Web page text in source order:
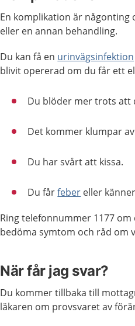
En komplikation är
eller en annan behandling.
Du kan få en urinvägsinfektion
blivit opererad om du får ett
Du blöder mer trots att
Det kommer klumpar
Du har svårt att kissa.
Du fårfeber eller
Ring telefonnummer 1177
bedöma symtom och råd om
När får jag svar?
Du kommer tillbaka till
läkaren om provsvaret av